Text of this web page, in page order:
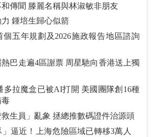
合照握手破不和傳聞 滕麗名稱與林淑敏非朋友
視女兒為推動力 鍾培生歸心似箭
個五年規劃及2026施政報告地區諮詢
區謝票 周星馳向香港送上獨
盒已被AI打開 美國團隊創16種
毒
本報揭「假證救生員」亂象 拯總推數碼證件治源頭
」逼近！上海危險區域已轉移3萬人